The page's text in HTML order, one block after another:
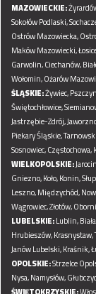
MAZOWIECKIE:
Sokołów Podlaski,
Ostrów Mazowiecka,
Maków Mazowiecki,
Garwolin,Ciechanów,
Wołomin,Ożarów
ŚLĄSKIE:Żywiec,
Świętochłowice,
Jastrzębie-Zdrój,
Piekary Śląskie,
Sosnowiec,Częstochowa,
WIELKOPOLSKIE:
Gniezno,Koło,Konin,
Leszno,Międzychód,
Wągrowiec,Złotów,
LUBELSKIE:Lublin,
Hrubieszów,Krasnystaw,
Janów Lubelski,Kraśnik,
OPOLSKIE:Strzelce
Nysa,Namysłów,